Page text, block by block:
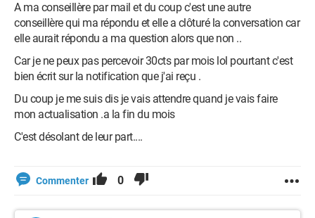
A ma conseillère par mail et du coup c'est une autre
conseillère qui ma répondu et elle a clôturé la conversation car
elle aurait répondu a ma question alors que non ..
Car je ne peux pas percevoir 30cts par mois lol pourtant c'est
bien écrit sur la notification que j'ai reçu .
Du coup je me suis dis je vais attendre quand je vais faire
mon actualisation .a la fin du mois
C'est désolant de leur part....
Commenter 0